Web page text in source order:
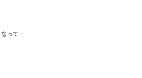
なって…